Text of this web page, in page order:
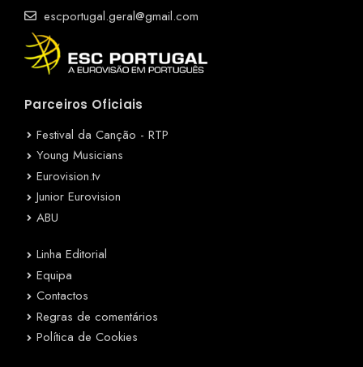
escportugal.geral@gmail.com
Parceiros Oficiais
Festival da Canção - RTP
Young Musicians
Eurovision.tv
Junior Eurovision
ABU
Linha Editorial
Equipa
Contactos
Regras de comentários
Política de Cookies